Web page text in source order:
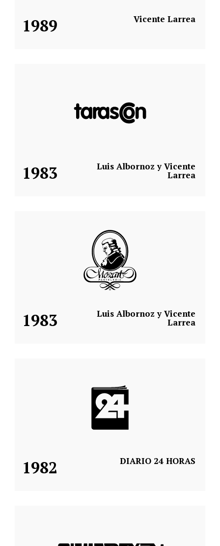
1989 Vicente Larrea
1983 Luis Albornoz y Vicente
Larrea
1983 Luis Albornoz y Vicente
Larrea
1982 DIARIO 24 HORAS